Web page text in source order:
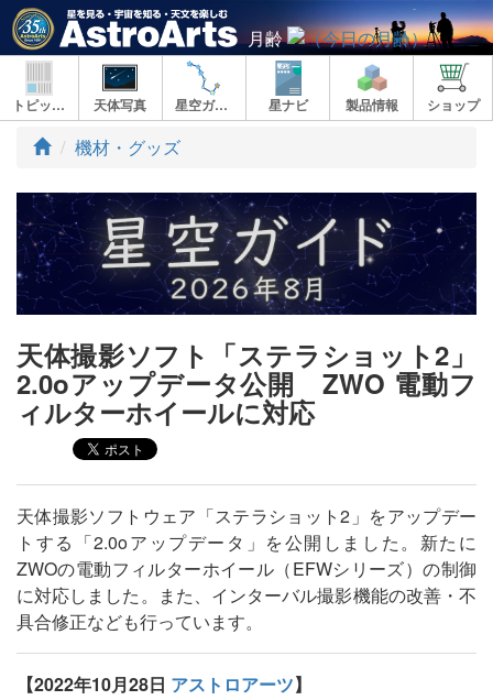
月齢
トピックス 天体写真 星空ガイド 星ナビ 製品情報 ショップ
ト
プ
機材・グッズ
天体撮影ソフト「ステラショット2」
2.0oアップデータ公開 ZWO 電動フ
ィルターホイールに対応
天体撮影ソフトウェア「ステラショット2」をアップデー
トする「2.0oアップデータ」を公開しました。新たに
ZWOの電動フィルターホイール（EFWシリーズ）の制御
に対応しました。また、インターバル撮影機能の改善・不
具合修正なども行っています。
【2022年10月28日 アストロアーツ】